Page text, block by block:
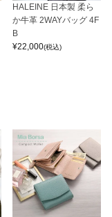
HALEINE 日本製 柔ら
か牛革 2WAYバッグ 4F
B
¥22,000(税込)